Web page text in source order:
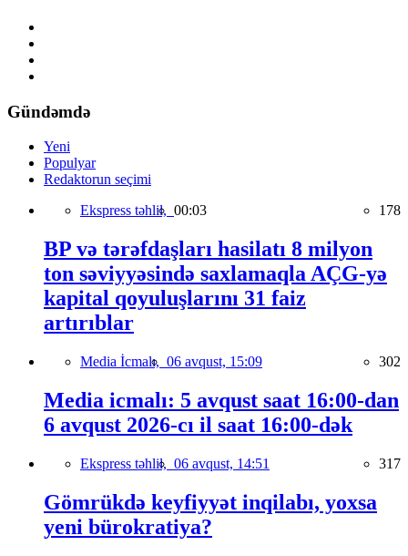
Gündəmdə
Yeni
Populyar
Redaktorun seçimi
Ekspress təhlil, 00:03 178
BP və tərəfdaşları hasilatı 8 milyon
ton səviyyəsində saxlamaqla AÇG-yə
kapital qoyuluşlarını 31 faiz
artırıblar
Media İcmalı, 06 avqust, 15:09 302
Media icmalı: 5 avqust saat 16:00-dan
6 avqust 2026-cı il saat 16:00-dək
Ekspress təhlil, 06 avqust, 14:51 317
Gömrükdə keyfiyyət inqilabı, yoxsa
yeni bürokratiya?